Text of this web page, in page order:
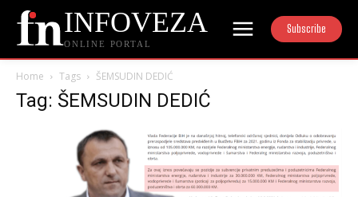
INFOVEZA
ONLINE PORTAL
Subscribe
Home Tags ŠEMSUDIN DEDIĆ
Tag: ŠEMSUDIN DEDIĆ